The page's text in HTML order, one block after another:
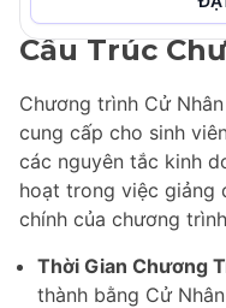
Cấu Trúc
Chương trình Cử
cung cấp cho sinh
các nguyên tắc kinh
hoạt trong việc giảng
chính của chương
Thời Gian Chương
thành bằng Cử